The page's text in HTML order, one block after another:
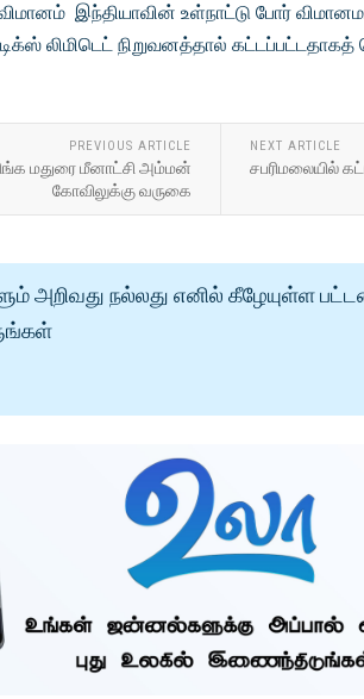
இந்தியாவின் உள்நாட்டு போர்
லிமிடெட் நிறுவனத்தால் கட்டப்பட்டதாகத்
PREVIOUS ARTICLE
மதுரை மீனாட்சி அம்மன்
கோவிலுக்கு வருகை
NEXT ARTICLE
சபரிமலையில்
அறிவது நல்லது எனில் கீழேயுள்ள